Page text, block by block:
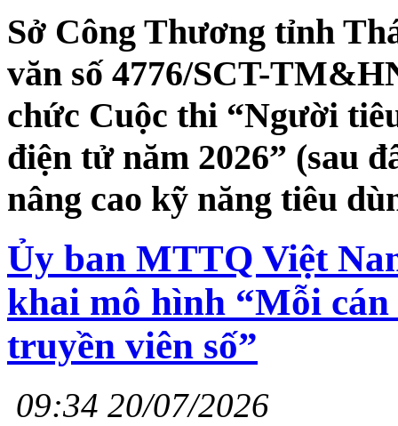
Sở Công Thương tỉnh
văn số 4776/SCT-
chức Cuộc thi “Người
điện tử năm 2026” (sau
nâng cao kỹ năng tiêu
Ủy ban MTTQ Việt
khai mô hình “Mỗi
truyền viên số”
09:34 20/07/2026